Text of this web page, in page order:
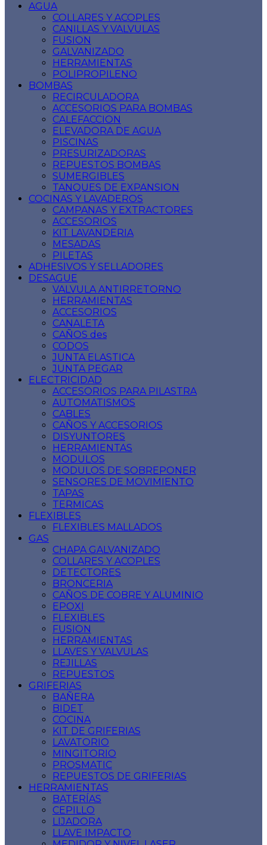
AGUA
COLLARES Y ACOPLES
CANILLAS Y VALVULAS
FUSION
GALVANIZADO
HERRAMIENTAS
POLIPROPILENO
BOMBAS
RECIRCULADORA
ACCESORIOS PARA BOMBAS
CALEFACCION
ELEVADORA DE AGUA
PISCINAS
PRESURIZADORAS
REPUESTOS BOMBAS
SUMERGIBLES
TANQUES DE EXPANSION
COCINAS Y LAVADEROS
CAMPANAS Y EXTRACTORES
ACCESORIOS
KIT LAVANDERIA
MESADAS
PILETAS
ADHESIVOS Y SELLADORES
DESAGUE
VALVULA ANTIRRETORNO
HERRAMIENTAS
ACCESORIOS
CANALETA
CAÑOS des
CODOS
JUNTA ELASTICA
JUNTA PEGAR
ELECTRICIDAD
ACCESORIOS PARA PILASTRA
AUTOMATISMOS
CABLES
CAÑOS Y ACCESORIOS
DISYUNTORES
HERRAMIENTAS
MODULOS
MODULOS DE SOBREPONER
SENSORES DE MOVIMIENTO
TAPAS
TERMICAS
FLEXIBLES
FLEXIBLES MALLADOS
GAS
CHAPA GALVANIZADO
COLLARES Y ACOPLES
DETECTORES
BRONCERIA
CAÑOS DE COBRE Y ALUMINIO
EPOXI
FLEXIBLES
FUSION
HERRAMIENTAS
LLAVES Y VALVULAS
REJILLAS
REPUESTOS
GRIFERIAS
BAÑERA
BIDET
COCINA
KIT DE GRIFERIAS
LAVATORIO
MINGITORIO
PROSMATIC
REPUESTOS DE GRIFERIAS
HERRAMIENTAS
BATERÍAS
CEPILLO
LIJADORA
LLAVE IMPACTO